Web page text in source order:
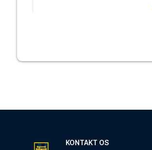
KONTAKT OS